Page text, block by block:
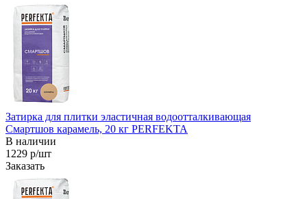
Затирка для плитки эластичная водоотталкивающая
Смартшов карамель, 20 кг PERFEKTA
В наличии
1229 р/шт
Заказать